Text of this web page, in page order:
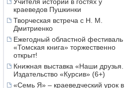
краеведов Пушкинки
Творческая встреча с Н. М.
Дмитриенко
Ежегодный областной фестиваль
«Томская книга» торжественно
открыт!
Книжная выставка «Наши друзья.
Издательство «Курсив» (6+)
«Семь Я» – краеведческий урок в